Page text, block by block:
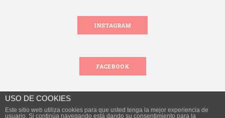
INSTAGRAM
FACEBOOK
USO DE COOKIES
Este sitio web utiliza cookies para que usted tenga la mejor experiencia de
usuario. Si continúa navegando está dando su consentimiento para la